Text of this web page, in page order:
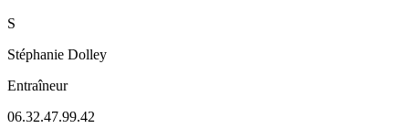
S
Stéphanie Dolley
Entraîneur
06.32.47.99.42